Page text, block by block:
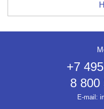
+7
8 800
E-mail: